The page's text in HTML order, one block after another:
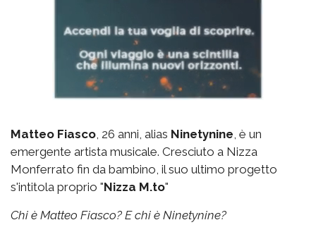
Matteo Fiasco , 26 anni, alias Ninetynine , è un
emergente artista musicale. Cresciuto a Nizza
Monferrato fin da bambino, il suo ultimo progetto
s'intitola proprio "Nizza M.to"
Chi è Matteo Fiasco? E chi è Ninetynine?